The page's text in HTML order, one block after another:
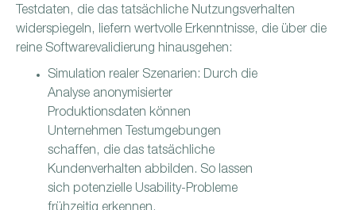
Testdaten, die das tatsächliche Nutzungsverhalten
widerspiegeln, liefern wertvolle Erkenntnisse, die über die
reine Softwarevalidierung hinausgehen:
Simulation realer Szenarien: Durch die
Analyse anonymisierter
Produktionsdaten können
Unternehmen Testumgebungen
schaffen, die das tatsächliche
Kundenverhalten abbilden. So lassen
sich potenzielle Usability-Probleme